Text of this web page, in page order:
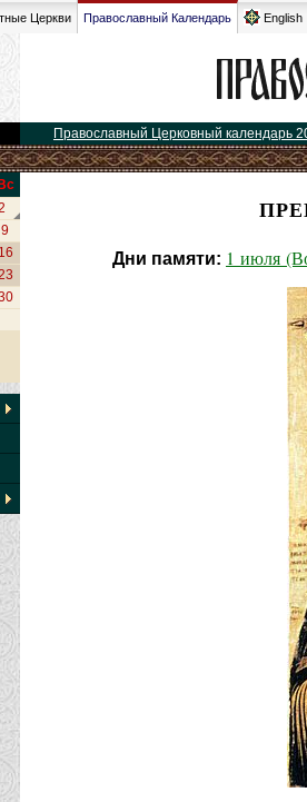
Церкви Православный Календарь English
Православный Церковный календарь
Вс
9
16
Дни памяти: 1 июля